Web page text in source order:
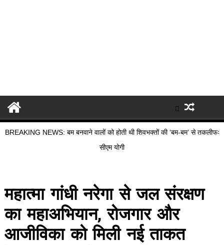
BREAKING NEWS: बम बनवाने वालों को होती थी शिवभक्तों की ‘बम-बम’ से तकलीफः
सीएम योगी
महात्मा गांधी नरेगा से जल संरक्षण
का महाअभियान, रोजगार और
आजीविका को मिली नई ताकत